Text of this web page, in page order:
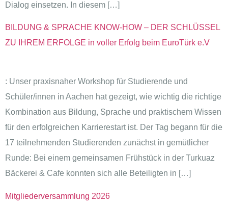
Dialog einsetzen. In diesem […]
BILDUNG & SPRACHE KNOW-HOW – DER SCHLÜSSEL
ZU IHREM ERFOLGE in voller Erfolg beim EuroTürk e.V
: Unser praxisnaher Workshop für Studierende und
Schüler/innen in Aachen hat gezeigt, wie wichtig die richtige
Kombination aus Bildung, Sprache und praktischem Wissen
für den erfolgreichen Karrierestart ist. Der Tag begann für die
17 teilnehmenden Studierenden zunächst in gemütlicher
Runde: Bei einem gemeinsamen Frühstück in der Turkuaz
Bäckerei & Cafe konnten sich alle Beteiligten in […]
Mitgliederversammlung 2026